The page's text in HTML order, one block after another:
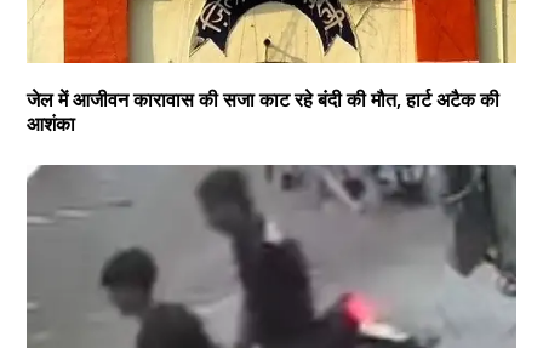
जेल में आजीवन कारावास की सजा काट रहे बंदी की मौत, हार्ट अटैक की
आशंका